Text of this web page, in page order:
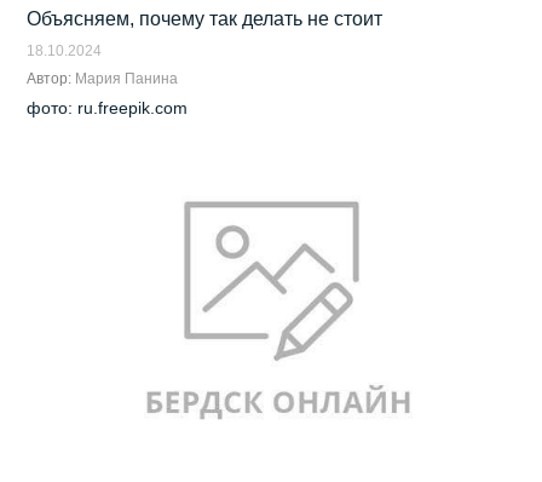
Объясняем, почему так делать не стоит
18.10.2024
Автор: Мария Панина
фото: ru.freepik.com